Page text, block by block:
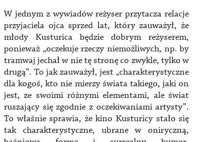
W jednym z wywiadów reżyser przytacza relacje
przyjaciela ojca sprzed lat, który zauważył, że
młody Kusturica będzie dobrym reżyserem,
ponieważ „oczekuje rzeczy niemożliwych, np. by
tramwaj jechał w nie tę stronę co zwykle, tylko w
drugą”. To jak zauważył, jest „charakterystyczne
dla kogoś, kto nie mierzy świata takiego, jaki on
jest, ze swoimi różnymi elementami, ale świat
ruszający się zgodnie z oczekiwaniami artysty”.
To właśnie sprawia, że kino Kusturicy stało się
tak charakterystyczne, ubrane w oniryczną,